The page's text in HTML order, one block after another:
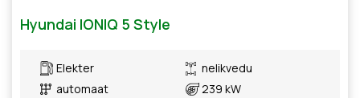
Hyundai IONIQ 5 Style
Elekter
automaat
nelikvedu
239 kW